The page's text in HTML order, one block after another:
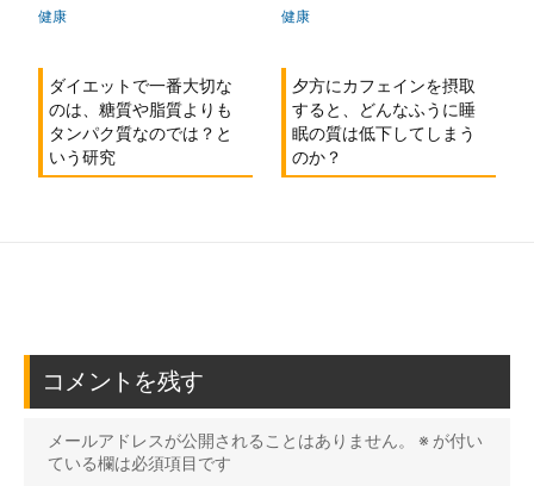
健康
ダイエットで一番大切な
のは、糖質や脂質よりも
タンパク質なのでは？と
いう研究
健康
夕方にカフェインを摂取
すると、どんなふうに睡
眠の質は低下してしまう
のか？
コメントを残す
メールアドレスが公開されることはありません。 ※ が付い
ている欄は必須項目です